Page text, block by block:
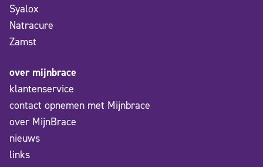
Syalox
Natracure
Zamst
over mijnbrace
klantenservice
contact opnemen met Mijnbrace
over MijnBrace
nieuws
links